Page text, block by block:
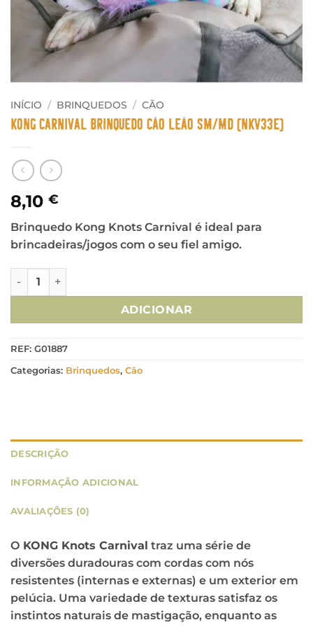
INÍCIO / BRINQUEDOS / CÃO
Kong Carnival Brinquedo Cão Leão SM/MD (NKV33E)
8,10 €
Brinquedo Kong Knots Carnival é ideal para
brincadeiras/jogos com o seu fiel amigo.
Quantidade de Kong Carnival Brinquedo Cão Leão SM/MD
ADICIONAR
REF: G01887
Categorias: Brinquedos, Cão
DESCRIÇÃO
INFORMAÇÃO ADICIONAL
AVALIAÇÕES (0)
O KONG Knots Carnival traz uma série de
diversões duradouras com cordas com nós
resistentes (internas e externas) e um exterior em
pelúcia. Uma variedade de texturas satisfaz os
instintos naturais de mastigação, enquanto as